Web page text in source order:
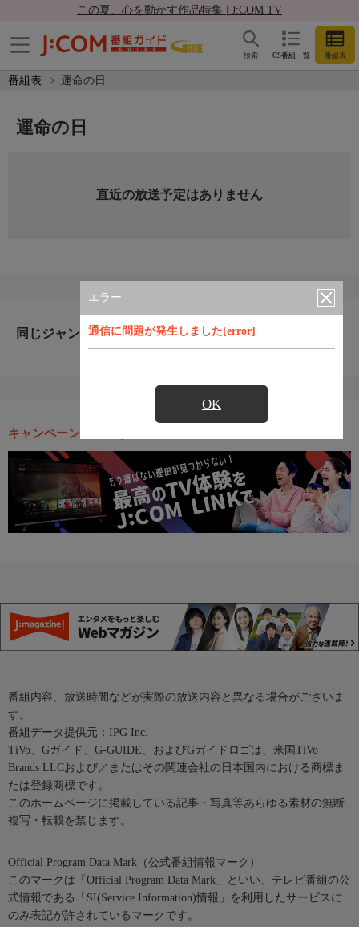
この夏、心を動かす作品特集 | J:COM TV
CS番組一覧 番組表
検索
番組表 運命の日
エラー
通信に問題が発生しました[error]
OK
運命の日
直近の放送予定はありません
同じジャンルのおすすめ番組
キャンペーン・お得な情報
番組内容、放送時間などが実際の放送内容と異なる場合がございま
す。
番組データ提供元：IPG Inc.
TiVo、Gガイド、G-GUIDE、およびGガイドロゴは、米国TiVo
Brands LLCおよび／またはその関連会社の日本国内における商標ま
たは登録商標です。
このホームページに掲載している記事・写真等あらゆる素材の無断
複写・転載を禁じます。
Official Program Data Mark（公式番組情報マーク）
このマークは「Official Program Data Mark」といい、テレビ番組の公
式情報である「SI(Service Information)情報」を利用したサービスに
のみ表記が許されているマークです。